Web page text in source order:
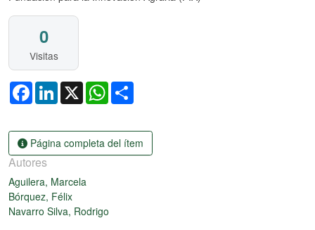
0
Visitas
FacebookLinkedIn
X WhatsApp
Página completa del ítem
Autores
Aguilera, Marcela
Bórquez, Félix
Navarro Silva, Rodrigo